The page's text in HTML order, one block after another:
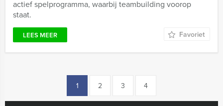
actief spelprogramma, waarbij teambuilding voorop
staat.
LEES MEER Favoriet
1 2 3 4